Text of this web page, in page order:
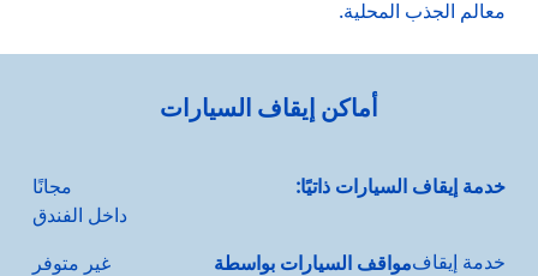
معالم الجذب المحلية.
أماكن إيقاف السيارات
خدمة إيقاف السيارات ذاتيًا:
مجانًا
داخل الفندق
خدمة إيقافمواقف السيارات بواسطة
غير متوفر